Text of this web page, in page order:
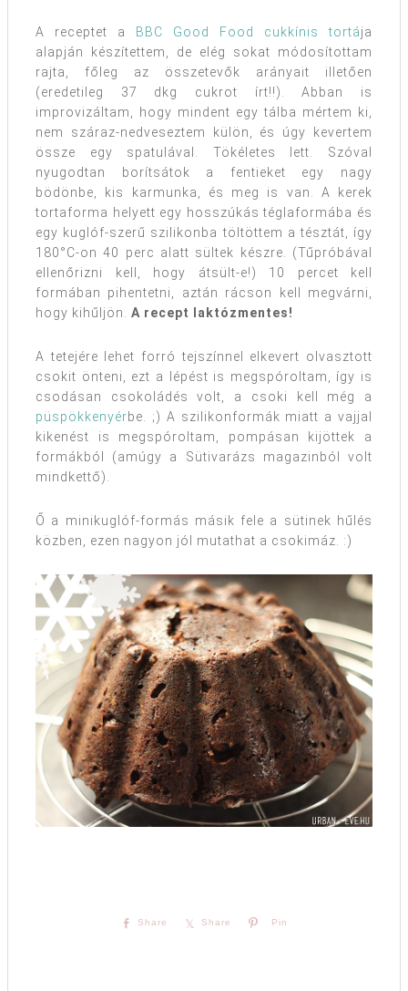
A receptet a BBC Good Food cukkínis tortája
alapján készítettem, de elég sokat módosítottam
rajta, főleg az összetevők arányait illetően
(eredetileg 37 dkg cukrot írt!!). Abban is
improvizáltam, hogy mindent egy tálba mértem ki,
nem száraz-nedveseztem külön, és úgy kevertem
össze egy spatulával. Tökéletes lett. Szóval
nyugodtan borítsátok a fentieket egy nagy
bödönbe, kis karmunka, és meg is van. A kerek
tortaforma helyett egy hosszúkás téglaformába és
egy kuglóf-szerű szilikonba töltöttem a tésztát, így
180°C-on 40 perc alatt sültek készre. (Tűpróbával
ellenőrizni kell, hogy átsült-e!) 10 percet kell
formában pihentetni, aztán rácson kell megvárni,
hogy kihűljön. A recept laktózmentes!
A tetejére lehet forró tejszínnel elkevert olvasztott
csokit önteni, ezt a lépést is megspóroltam, így is
csodásan csokoládés volt, a csoki kell még a
püspökkenyérbe. ;) A szilikonformák miatt a vajjal
kikenést is megspóroltam, pompásan kijöttek a
formákból (amúgy a Sütivarázs magazinból volt
mindkettő).
Ő a minikuglóf-formás másik fele a sütinek hűlés
közben, ezen nagyon jól mutathat a csokimáz. :)
Share Share Pin